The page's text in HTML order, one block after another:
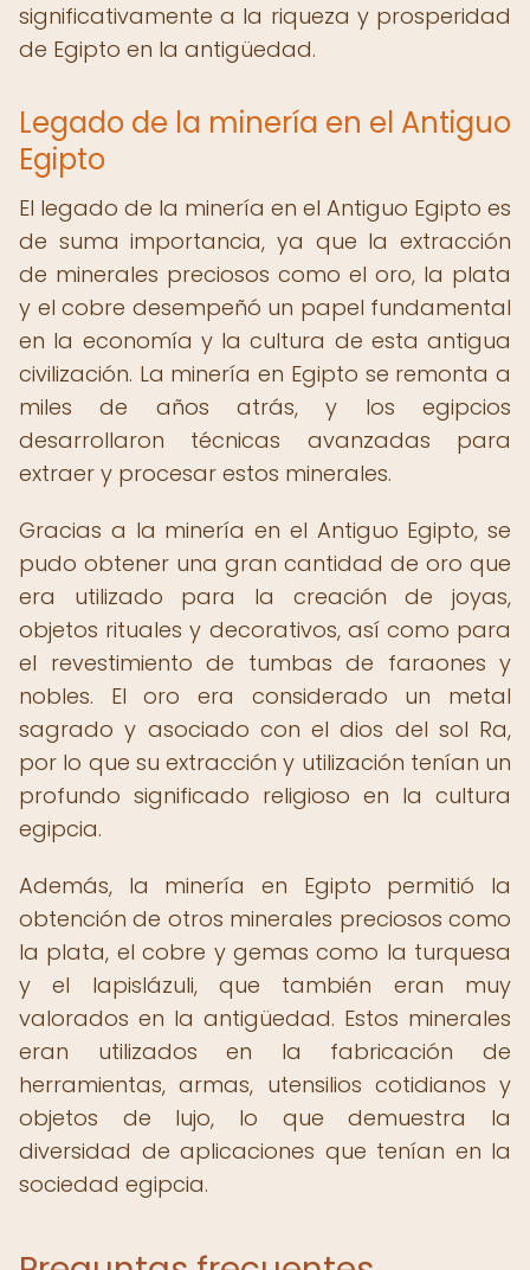
significativamente a la riqueza y prosperidad
de Egipto en la antigüedad.
Legado de la minería en el Antiguo
Egipto
El legado de la minería en el Antiguo Egipto es
de suma importancia, ya que la extracción
de minerales preciosos como el oro, la plata
y el cobre desempeñó un papel fundamental
en la economía y la cultura de esta antigua
civilización. La minería en Egipto se remonta a
miles de años atrás, y los egipcios
desarrollaron técnicas avanzadas para
extraer y procesar estos minerales.
Gracias a la minería en el Antiguo Egipto, se
pudo obtener una gran cantidad de oro que
era utilizado para la creación de joyas,
objetos rituales y decorativos, así como para
el revestimiento de tumbas de faraones y
nobles. El oro era considerado un metal
sagrado y asociado con el dios del sol Ra,
por lo que su extracción y utilización tenían un
profundo significado religioso en la cultura
egipcia.
Además, la minería en Egipto permitió la
obtención de otros minerales preciosos como
la plata, el cobre y gemas como la turquesa
y el lapislázuli, que también eran muy
valorados en la antigüedad. Estos minerales
eran utilizados en la fabricación de
herramientas, armas, utensilios cotidianos y
objetos de lujo, lo que demuestra la
diversidad de aplicaciones que tenían en la
sociedad egipcia.